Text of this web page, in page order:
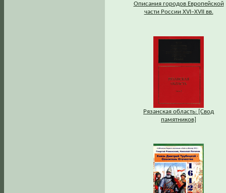
Описания городов Европейской
части России XVI–XVII вв.
Рязанская область: [Свод
памятников]